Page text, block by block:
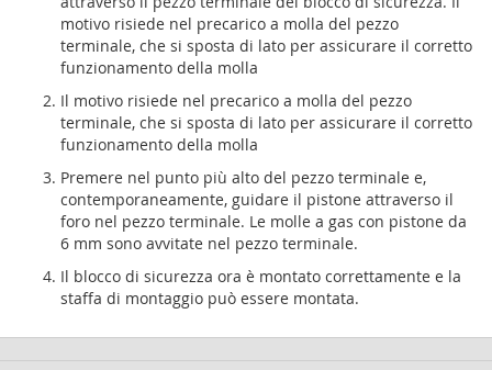
motivo risiede nel precarico a molla del pezzo
terminale, che si sposta di lato per assicurare il corretto
funzionamento della molla
Il motivo risiede nel precarico a molla del pezzo
terminale, che si sposta di lato per assicurare il corretto
funzionamento della molla
Premere nel punto più alto del pezzo terminale e,
contemporaneamente, guidare il pistone attraverso il
foro nel pezzo terminale. Le molle a gas con pistone da
6 mm sono avvitate nel pezzo terminale.
Il blocco di sicurezza ora è montato correttamente e la
staffa di montaggio può essere montata.